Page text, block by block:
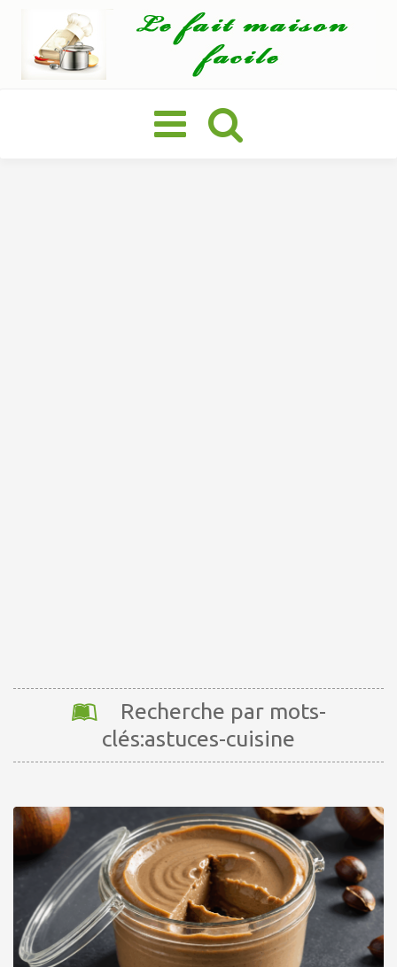
Basculer
la
navigation
Recherche par mots-
clés:astuces-cuisine